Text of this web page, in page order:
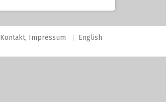
Kontakt, Impressum
English